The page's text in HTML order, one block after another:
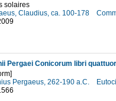
solaires
Claudius, ca. 100-178
Pergaei Conicorum libri quattuor
Pergaeus, 262-190 a.C.